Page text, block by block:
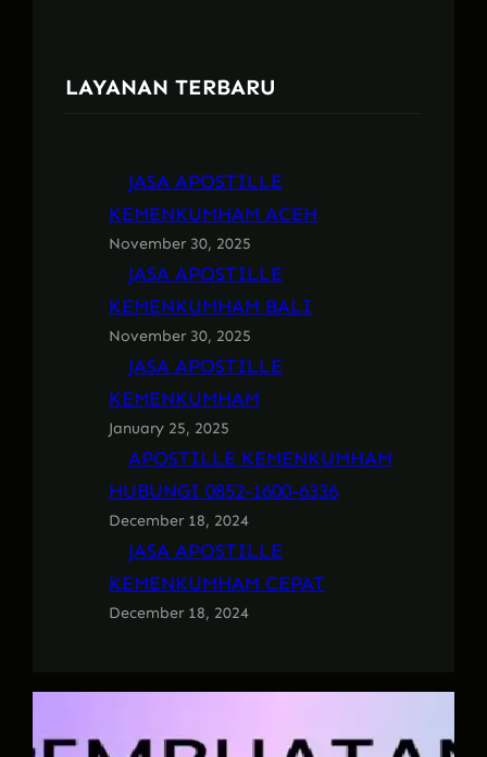
LAYANAN TERBARU
JASA APOSTILLE
KEMENKUMHAM ACEH
November 30, 2025
JASA APOSTILLE
KEMENKUMHAM BALI
November 30, 2025
JASA APOSTILLE
KEMENKUMHAM
January 25, 2025
APOSTILLE KEMENKUMHAM
HUBUNGI 0852-1600-6336
December 18, 2024
JASA APOSTILLE
KEMENKUMHAM CEPAT
December 18, 2024